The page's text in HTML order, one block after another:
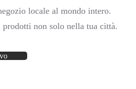
locale al mondo intero.
non solo nella tua città.